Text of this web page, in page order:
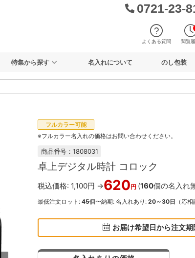
0721-23-
よくある質問 閲覧
特集から探す 名入れについて のし包装
フルカラー可能
※フルカラー名入れの価格はお問い合わせください。
商品番号：1808031
卓上デジタル時計 コロック
税込価格: 1,100円 →620円 (160個の名入れ
最低注文ロット: 45個〜納期: 名入れあり: 20～30日 （応
お届け希望日から注文